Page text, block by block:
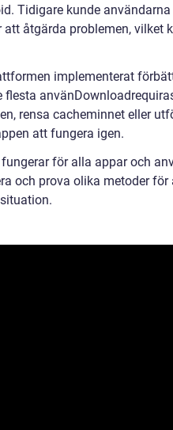
Tidigare kunde
åtgärda problemen, vilket
implementerat
flesta
rensa cacheminnet eller
att fungera igen.
för alla appar och
och prova olika metoder